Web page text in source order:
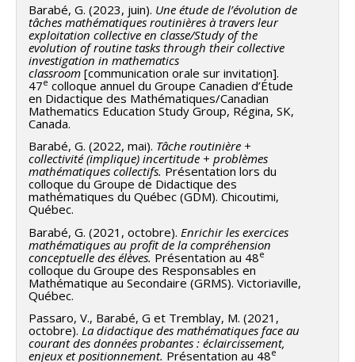
Barabé, G. (2023, juin). Une étude de l’évolution de
tâches mathématiques routinières à travers leur
exploitation collective en classe/Study of the
evolution of routine tasks through their collective
investigation in mathematics
classroom [communication orale sur invitation].
47e colloque annuel du Groupe Canadien d’Étude
en Didactique des Mathématiques/Canadian
Mathematics Education Study Group, Régina, SK,
Canada.
Barabé, G. (2022, mai). Tâche routinière +
collectivité (implique) incertitude + problèmes
mathématiques collectifs. Présentation lors du
colloque du Groupe de Didactique des
mathématiques du Québec (GDM). Chicoutimi,
Québec.
Barabé, G. (2021, octobre). Enrichir les exercices
mathématiques au profit de la compréhension
conceptuelle des élèves. Présentation au 48e
colloque du Groupe des Responsables en
Mathématique au Secondaire (GRMS). Victoriaville,
Québec.
Passaro, V., Barabé, G et Tremblay, M. (2021,
octobre). La didactique des mathématiques face au
courant des données probantes : éclaircissement,
enjeux et positionnement. Présentation au 48e